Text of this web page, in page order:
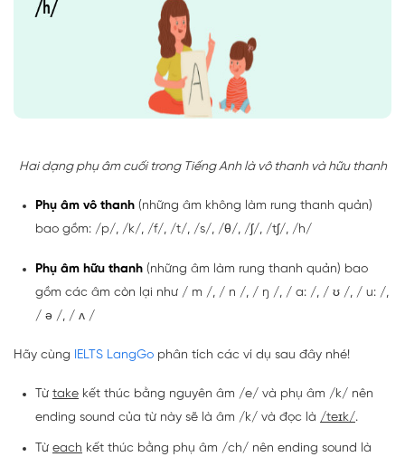
Hai dạng phụ âm cuối trong Tiếng Anh là vô thanh và hữu thanh
Phụ âm vô thanh (những âm không làm rung thanh quản)
bao gồm: /p/, /k/, /f/, /t/, /s/, /θ/, /ʃ/, /tʃ/, /h/
Phụ âm hữu thanh (những âm làm rung thanh quản) bao
gồm các âm còn lại như / m /, / n /, / ŋ /, / a: /, / ʊ /, / u: /,
/ ə /, / ʌ /
Hãy cùng IELTS LangGo phân tích các ví dụ sau đây nhé!
Từ take kết thúc bằng nguyên âm /e/ và phụ âm /k/ nên
ending sound của từ này sẽ là âm /k/ và đọc là /teɪk/.
Từ each kết thúc bằng phụ âm /ch/ nên ending sound là